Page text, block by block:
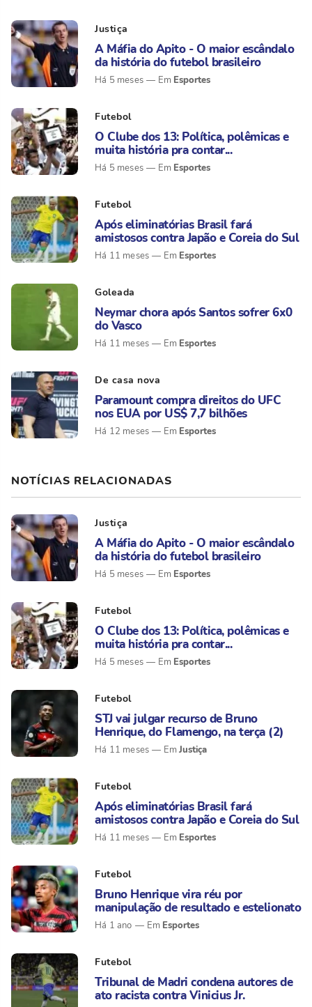
Justiça
A Máfia do Apito - O maior escândalo
da história do futebol brasileiro
Há 5 meses Esportes
Futebol
O Clube dos 13: Política, polêmicas e
muita história pra contar...
Há 5 meses Esportes
Futebol
Após eliminatórias Brasil fará
amistosos contra Japão e Coreia do Sul
Há 11 meses Esportes
Goleada
Neymar chora após Santos sofrer 6x0
do Vasco
Há 11 meses Esportes
De casa nova
Paramount compra direitos do UFC
nos EUA por US$ 7,7 bilhões
Há 12 meses Esportes
NOTÍCIAS RELACIONADAS
Justiça
A Máfia do Apito - O maior escândalo
da história do futebol brasileiro
Há 5 meses Esportes
Futebol
O Clube dos 13: Política, polêmicas e
muita história pra contar...
Há 5 meses Esportes
Futebol
STJ vai julgar recurso de Bruno
Henrique, do Flamengo, na terça (2)
Há 11 meses Justiça
Futebol
Após eliminatórias Brasil fará
amistosos contra Japão e Coreia do Sul
Há 11 meses Esportes
Futebol
Bruno Henrique vira réu por
manipulação de resultado e estelionato
Há 1 ano Esportes
Futebol
Tribunal de Madri condena autores de
ato racista contra Vinicius Jr.